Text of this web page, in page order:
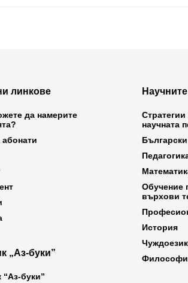
линкове
да намерите
„Аз-буки”
“Аз-буки”
научната
Обучение
върхови
История